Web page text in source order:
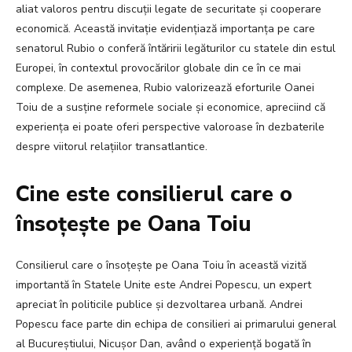
aliat valoros pentru discuții legate de securitate și cooperare
economică. Această invitație evidențiază importanța pe care
senatorul Rubio o conferă întăririi legăturilor cu statele din estul
Europei, în contextul provocărilor globale din ce în ce mai
complexe. De asemenea, Rubio valorizează eforturile Oanei
Toiu de a susține reformele sociale și economice, apreciind că
experiența ei poate oferi perspective valoroase în dezbaterile
despre viitorul relațiilor transatlantice.
Cine este consilierul care o
însoțește pe Oana Toiu
Consilierul care o însoțește pe Oana Toiu în această vizită
importantă în Statele Unite este Andrei Popescu, un expert
apreciat în politicile publice și dezvoltarea urbană. Andrei
Popescu face parte din echipa de consilieri ai primarului general
al Bucureștiului, Nicușor Dan, având o experiență bogată în